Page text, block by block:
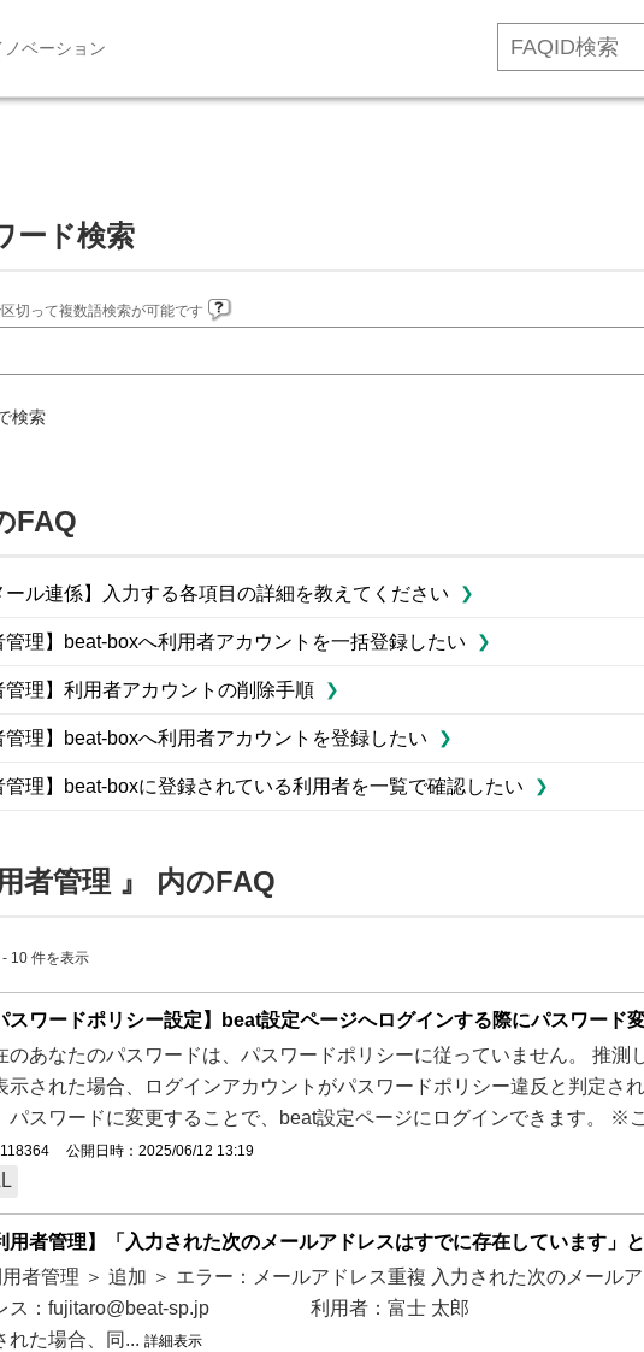
ベーション
ード検索
切って複数語検索が可能です
検索
FAQ
ール連係】入力する各項目の詳細を教えてください
管理】beat-boxへ利用者アカウントを一括登録したい
管理】利用者アカウントの削除手順
管理】beat-boxへ利用者アカウントを登録したい
管理】beat-boxに登録されている利用者を一覧で確認したい
用者管理 』 内のFAQ
10 件を表示
スワードポリシー設定】beat設定ページへログインする際にパスワード
のあなたのパスワードは、パスワードポリシーに従っていません。 推測
示された場合、ログインアカウントがパスワードポリシー違反と判定さ
パスワードに変更することで、beat設定ページにログインできます。 ※
118364
公開日時：2025/06/12 13:19
用者管理】「入力された次のメールアドレスはすでに存在しています」
者管理 ＞ 追加 ＞ エラー：メールアドレス重複 入力された次のメー
レス：fujitaro@beat-sp.jp 利用者：富士 太郎 [再設定
れた場合、同... 詳細表示